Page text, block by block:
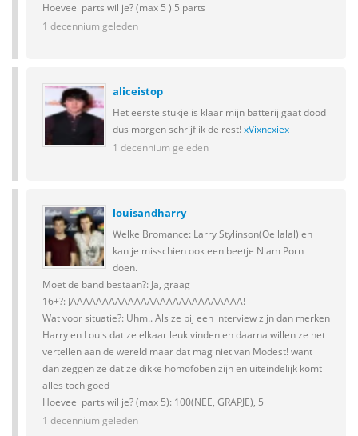
Hoeveel parts wil je? (max 5 ) 5 parts
1 decennium geleden
aliceistop
Het eerste stukje is klaar mijn batterij gaat dood
dus morgen schrijf ik de rest! xVixncxiex
1 decennium geleden
louisandharry
Welke Bromance: Larry Stylinson(Oellalal) en
kan je misschien ook een beetje Niam Porn
doen.
Moet de band bestaan?: Ja, graag
16+?: JAAAAAAAAAAAAAAAAAAAAAAAAAAA!
Wat voor situatie?: Uhm.. Als ze bij een interview zijn dan merken
Harry en Louis dat ze elkaar leuk vinden en daarna willen ze het
vertellen aan de wereld maar dat mag niet van Modest! want
dan zeggen ze dat ze dikke homofoben zijn en uiteindelijk komt
alles toch goed
Hoeveel parts wil je? (max 5): 100(NEE, GRAPJE), 5
1 decennium geleden